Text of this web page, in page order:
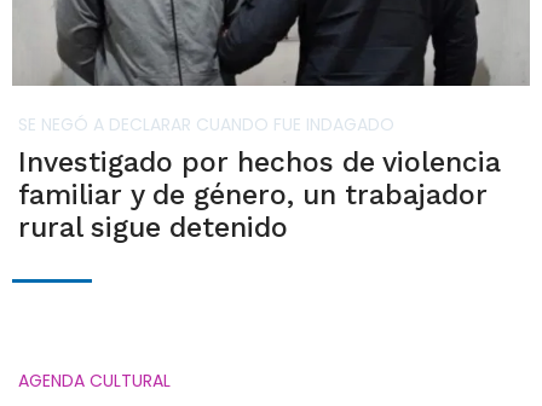
SE NEGÓ A DECLARAR CUANDO FUE INDAGADO
Investigado por hechos de violencia
familiar y de género, un trabajador
rural sigue detenido
AGENDA CULTURAL